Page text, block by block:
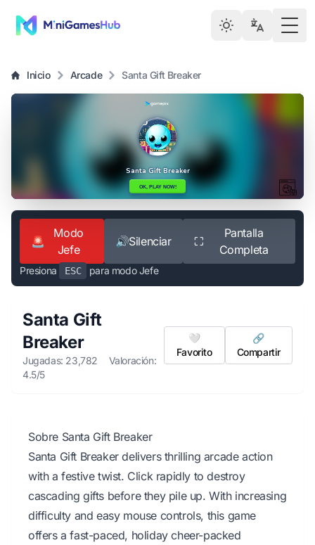
Inicio Arcade Santa Gift Breaker
🚨
Modo
Jefe
🔊Silenciar ⛶
Pantalla
Completa
Presiona ESC para modo Jefe
Santa Gift
Breaker
Jugadas: 23,782
Valoración:
4.5/5
🤍
Favorito
🔗
Compartir
Sobre Santa Gift Breaker
Santa Gift Breaker delivers thrilling arcade action
with a festive twist. Click rapidly to destroy
cascading gifts before they pile up. With increasing
difficulty and easy mouse controls, this game
offers a fast-paced, holiday cheer-packed